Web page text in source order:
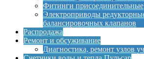
Фитинги присоединительные
Электроприводы
балансировочных клапанов
Распродажа
Ремонт и обсуживание
Диагностика, ремонт узлов